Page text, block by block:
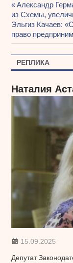
Навигация
по
записям
Предыдущая
запись:
Александр
из Схемы,
Следующая
запись:
Эльгиз Качаев:
право
РЕПЛИКА
Наталия
15.09.2025
Депутат